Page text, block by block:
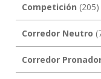
Competición (205)
Corredor Neutro
Corredor